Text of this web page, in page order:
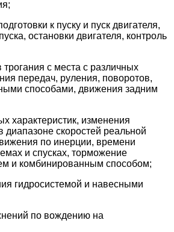
к пуску и пуск двигателя,
остановки двигателя, контроль
с места с различных
передач, руления, поворотов,
способами, движения задним
характеристик, изменения
диапазоне скоростей реальной
по инерции, времени
и спусках, торможение
и комбинированным способом;
гидросистемой и навесными
по вождению на